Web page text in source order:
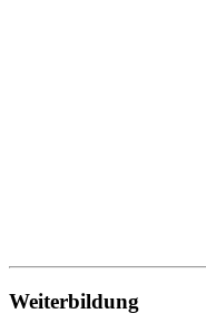
Weiterbildung